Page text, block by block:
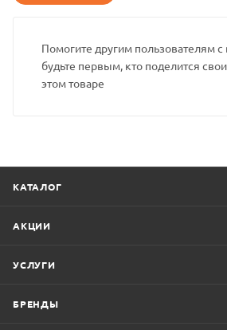
Помогите другим пользователям
будьте первым, кто поделится
этом товаре
КАТАЛОГ
АКЦИИ
УСЛУГИ
БРЕНДЫ